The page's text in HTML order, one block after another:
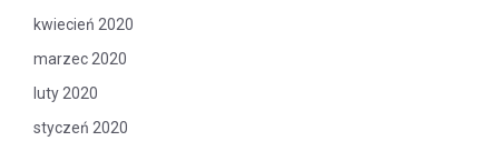
kwiecień 2020
marzec 2020
luty 2020
styczeń 2020